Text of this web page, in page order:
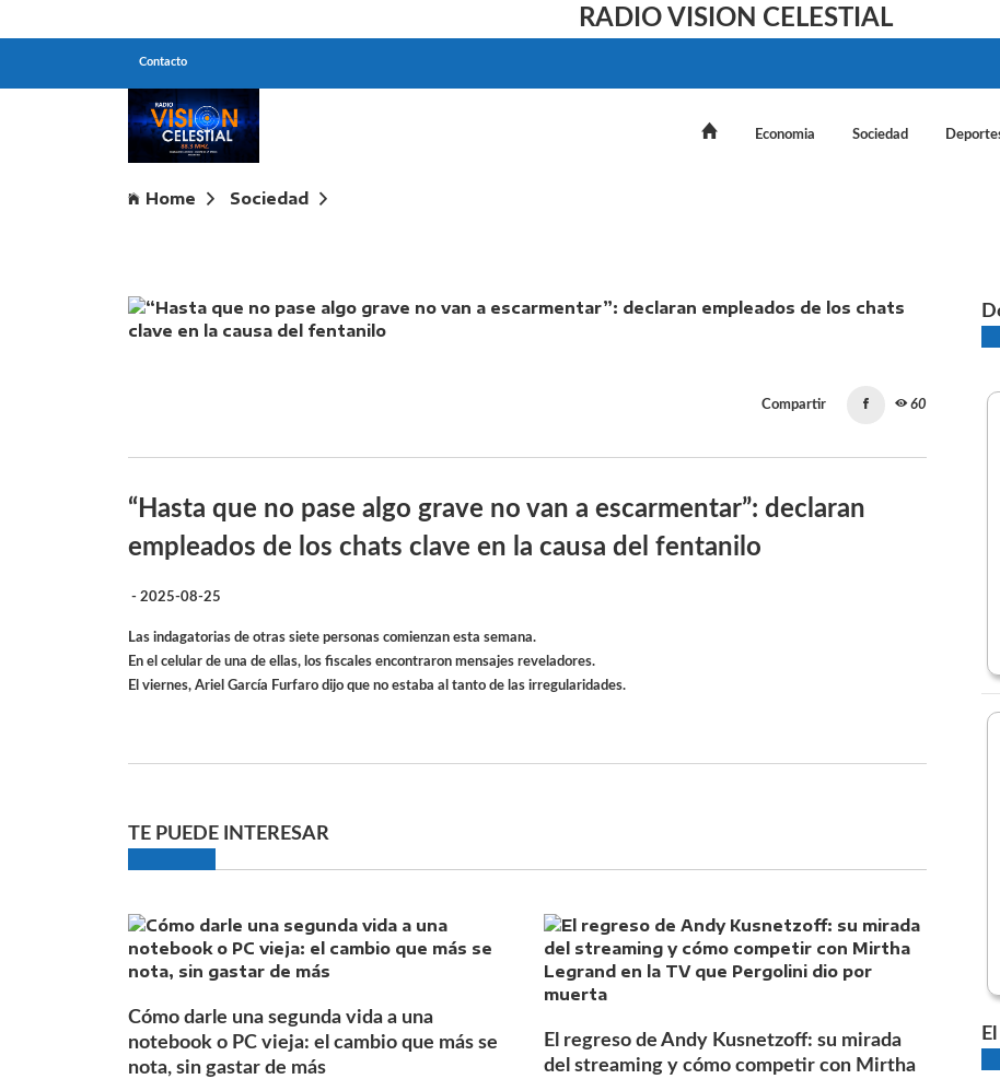
RADIO VISION CELESTIAL
Contacto
Economia Sociedad
Home
Sociedad
Compartir 60
“Hasta que no pase algo grave no van a escarmentar”: declaran
empleados de los chats clave en la causa del fentanilo
- 2025-08-25
Las indagatorias de otras siete personas comienzan esta semana.
En el celular de una de ellas, los fiscales encontraron mensajes reveladores.
El viernes, Ariel García Furfaro dijo que no estaba al tanto de las irregularidades.
TE PUEDE INTERESAR
Cómo darle una segunda vida a una
notebook o PC vieja: el cambio que más se
nota, sin gastar de más
El regreso de Andy Kusnetzoff: su mirada
del streaming y cómo competir con Mirtha